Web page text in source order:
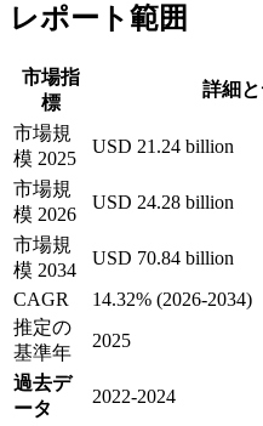
レポート範囲
市場指
標
詳細と
市場規
模 2025
USD 21.24 billion
市場規
模 2026
USD 24.28 billion
市場規
模 2034
USD 70.84 billion
CAGR
14.32% (2026-2034)
推定の
基準年
2025
過去デ
ータ
2022-2024